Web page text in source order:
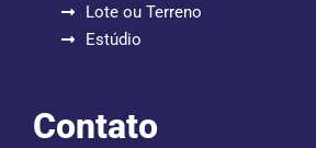
Lote ou Terreno
Estúdio
Contato